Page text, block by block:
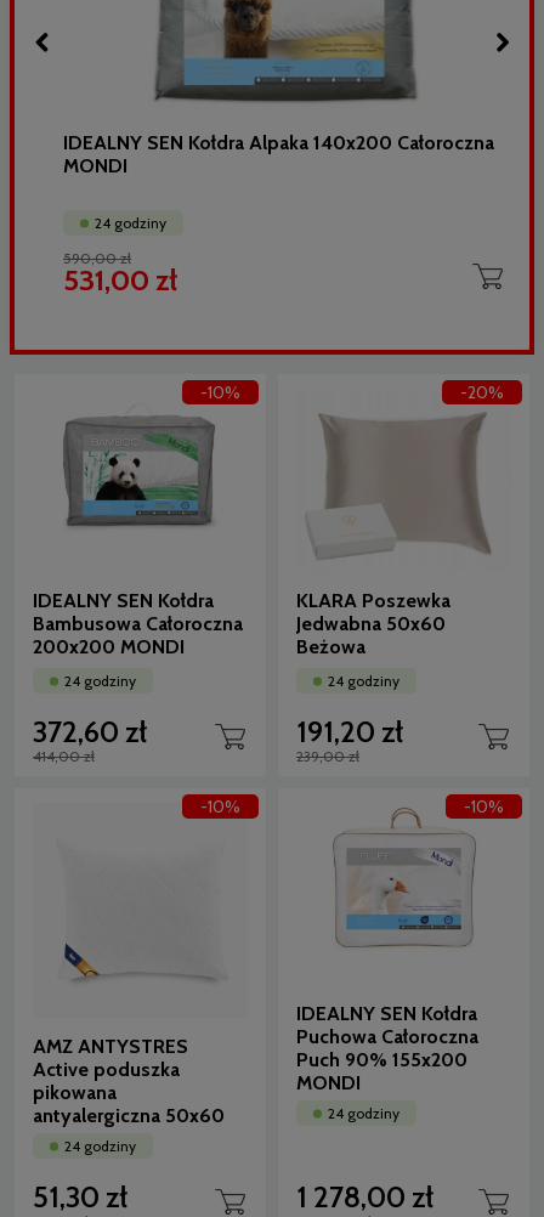
IDEALNY SEN Kołdra Alpaka 140x200 Całoroczna
MONDI
24 godziny
590,00 zł
531,00 zł
IDEALNY SEN Kołdra
Bambusowa Całoroczna
200x200 MONDI
24 godziny
372,60 zł
414,00 zł
-10%
KLARA Poszewka
Jedwabna 50x60
Beżowa
24 godziny
191,20 zł
239,00 zł
-20%
AMZ ANTYSTRES
Active poduszka
pikowana
antyalergiczna 50x60
24 godziny
51,30 zł
-10%
IDEALNY SEN Kołdra
Puchowa Całoroczna
Puch 90% 155x200
MONDI
24 godziny
1 278,00 zł
-10%